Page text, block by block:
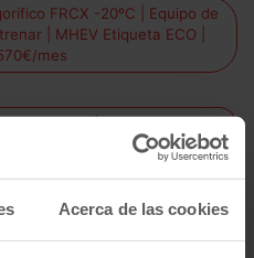
Acerca de las cookies
FRCX -20ºC | Equipo de
| MHEV Etiqueta ECO |
mes
379 € al mes sin entrada!